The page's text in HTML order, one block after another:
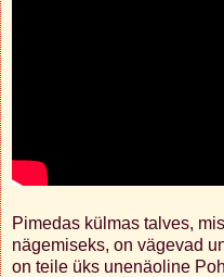
Pimedas külmas talves,
nägemiseks, on vägevad
on teile üks unenäoline